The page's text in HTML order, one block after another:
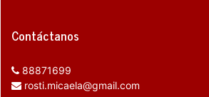
Contáctanos
88871699
rosti.micaela@gmail.com